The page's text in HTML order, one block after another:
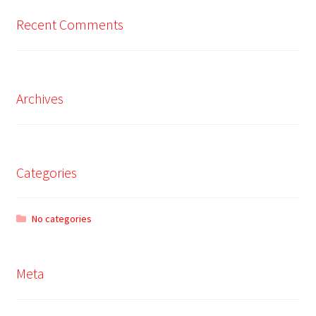
Recent Comments
Archives
Categories
No categories
Meta